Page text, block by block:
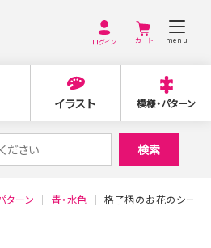
ログイン menu
イラスト 模様・パターン
検索
ターン 青・水色 格子柄のお花のシーム